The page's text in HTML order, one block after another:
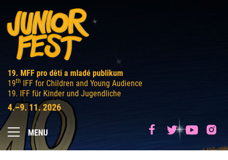
19. MFF pro děti a mladé publikum
19th IFF for Children and Young Audience
19. IFF für Kinder und Jugendliche
4.–9. 11. 2026
MENU